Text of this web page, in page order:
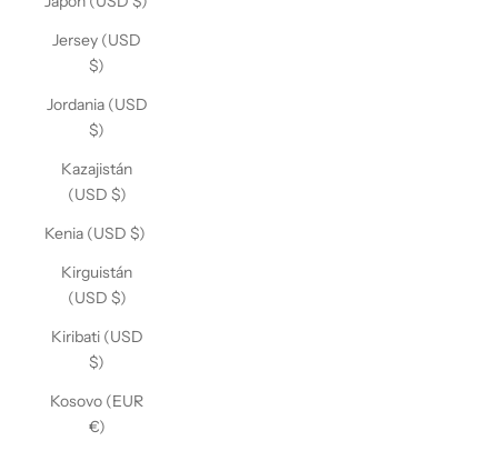
Jersey (USD
$)
Jordania (USD
$)
Kazajistán
(USD $)
Kenia (USD $)
Kirguistán
(USD $)
Kiribati (USD
$)
Kosovo (EUR
€)